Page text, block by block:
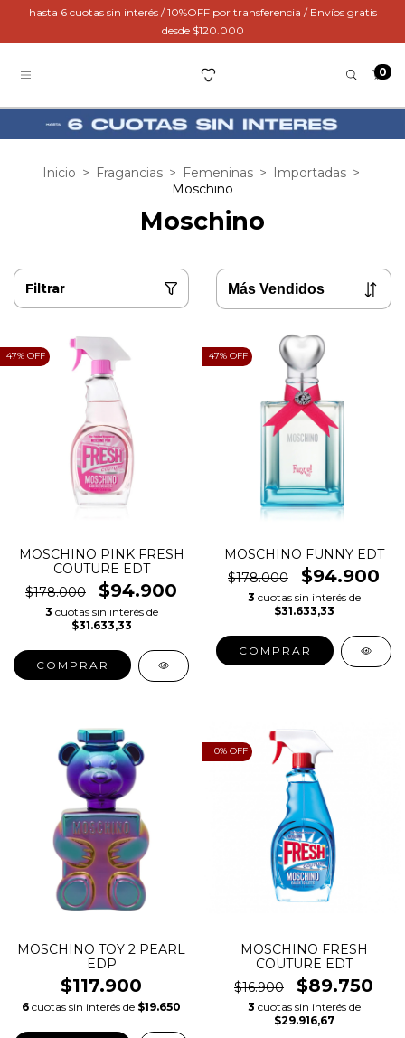
hasta 6 cuotas sin interés / 10%OFF por transferencia / Envíos gratis
desde $120.000
0
Inicio > Fragancias > Femeninas > Importadas >
Moschino
Moschino
Filtrar
47% OFF
MOSCHINO PINK FRESH
COUTURE EDT
$178.000
$94.900
3 cuotas sin interés de
$31.633,33
COMPRAR
47% OFF
MOSCHINO FUNNY EDT
$178.000
$94.900
3 cuotas sin interés de
$31.633,33
COMPRAR
MOSCHINO TOY 2 PEARL
EDP
$117.900
6 cuotas sin interés de $19.650
0% OFF
MOSCHINO FRESH
COUTURE EDT
$16.900
$89.750
3 cuotas sin interés de
$29.916,67